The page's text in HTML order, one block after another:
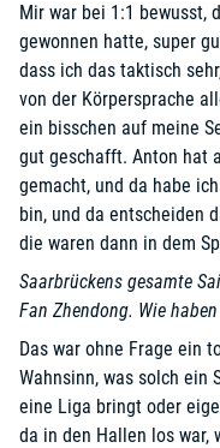
Mir war bei 1:1 bewusst,
gewonnen hatte, super
dass ich das taktisch
von der Körpersprache
ein bisschen auf meine
gut geschafft. Anton hat
gemacht, und da habe
bin, und da entscheiden
die waren dann in dem
Saarbrückens gesamte
Fan Zhendong. Wie
Das war ohne Frage ein
Wahnsinn, was solch ein
eine Liga bringt oder
da in den Hallen los war,